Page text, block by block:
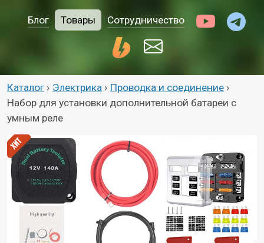
Блог Товары Сотрудничество
Каталог › Электрика › Проводка и соединение ›
Набор для установки дополнительной батареи с
умным реле